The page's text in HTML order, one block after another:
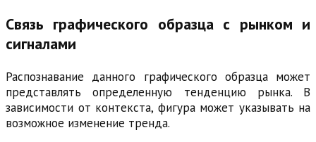
Связь графического образца с рынком и
сигналами
Распознавание данного графического образца может
представлять определенную тенденцию рынка. В
зависимости от контекста, фигура может указывать на
возможное изменение тренда.